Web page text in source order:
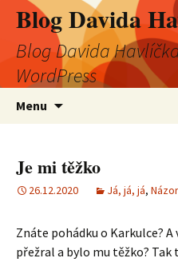
Blog Davida
Blog Davida
WordPress
Menu
Je mi těžko
26.12.2020 Já, já, já,
Znáte pohádku o Karkulce?
přežral a bylo mu těžko? Tak